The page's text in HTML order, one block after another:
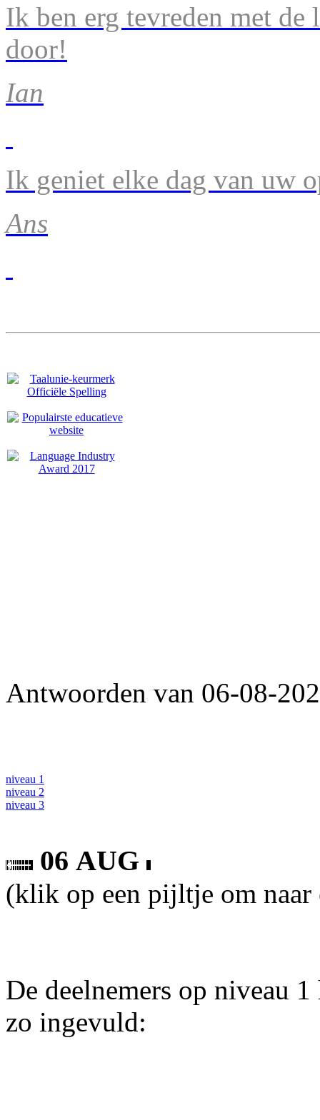
Ik ben erg tevreden met de
door!
Ian
Ik geniet elke dag van uw
Ans
Antwoorden van 06-08-
niveau 1
niveau 2
niveau 3
06 AUG
(klik op een pijltje om naar
De deelnemers op niveau
zo ingevuld: